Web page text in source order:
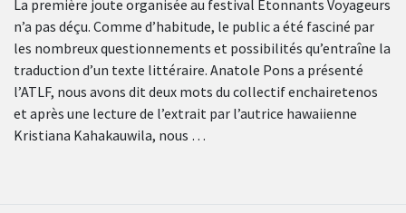
La première joute organisée au festival Étonnants Voyageurs
n’a pas déçu. Comme d’habitude, le public a été fasciné par
les nombreux questionnements et possibilités qu’entraîne la
traduction d’un texte littéraire. Anatole Pons a présenté
l’ATLF, nous avons dit deux mots du collectif enchairetenos
et après une lecture de l’extrait par l’autrice hawaiienne
Kristiana Kahakauwila, nous …